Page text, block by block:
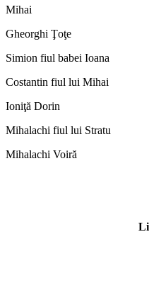
Mihai
Gheorghi Ţoţe
Simion fiul babei Ioana
Costantin fiul lui Mihai
Ioniţă Dorin
Mihalachi fiul lui Stratu
Mihalachi Voiră